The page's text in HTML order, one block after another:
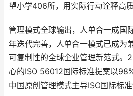
望小学406所，用实际行动诠释高
管理模式全球输出，人单合一成国
年迭代完善，人单合一模式已成为
可复制性的全球企业管理新范式。
心的ISO 56012国际标准提案以
中国原创管理模式主导ISO国际标准